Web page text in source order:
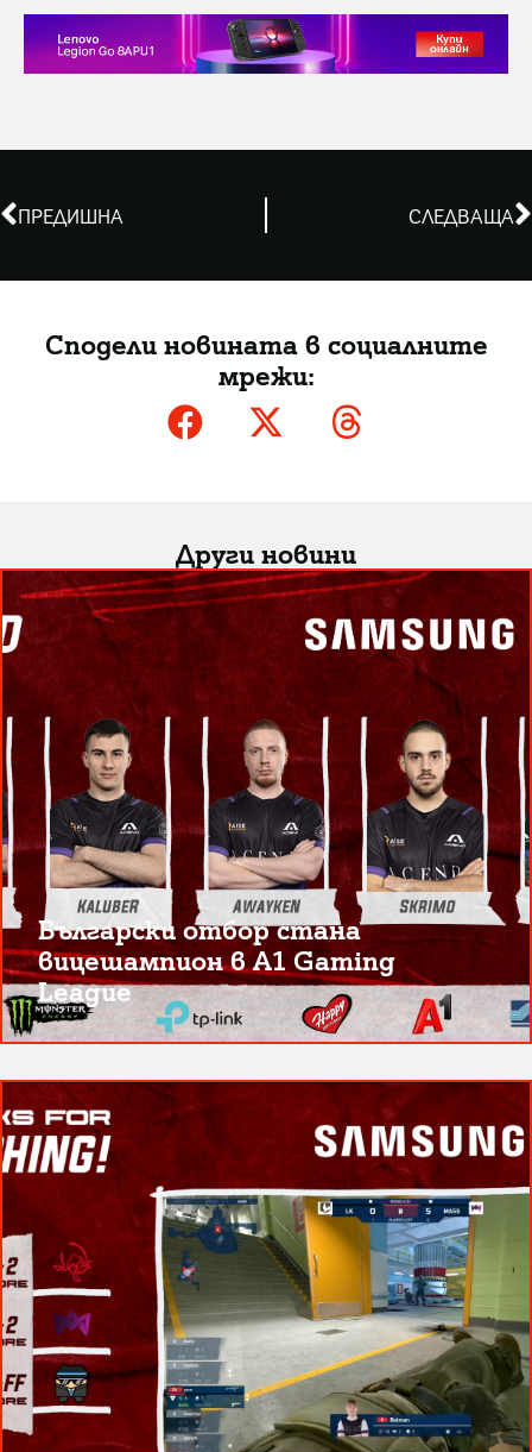
ПРЕДИШНА СЛЕДВАЩА
Сподели новината в социалните
мрежи:
Други новини
Български отбор стана
вицешампион в A1 Gaming
League